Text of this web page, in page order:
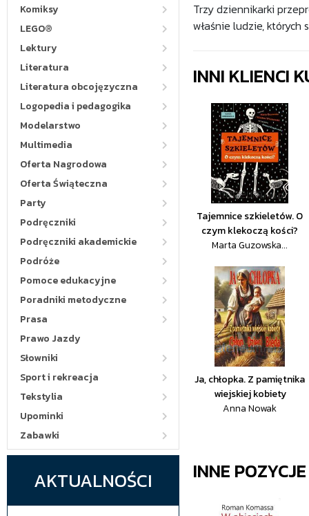
Komiksy
LEGO®
Lektury
Literatura
Literatura obcojęzyczna
Logopedia i pedagogika
Modelarstwo
Multimedia
Oferta Nagrodowa
Oferta Świąteczna
Party
Podręczniki
Podręczniki akademickie
Podróże
Pomoce edukacyjne
Poradniki metodyczne
Prasa
Prawo Jazdy
Słowniki
Sport i rekreacja
Tekstylia
Upominki
Zabawki
AKTUALNOŚCI
Trzy dziennikarki
właśnie ludzie, których
INNI KLIENCI
Tajemnice szkieletów. O
czym klekoczą kości?
Marta Guzowska...
Ja, chłopka. Z pamiętnika
wiejskiej kobiety
Anna Nowak
INNE